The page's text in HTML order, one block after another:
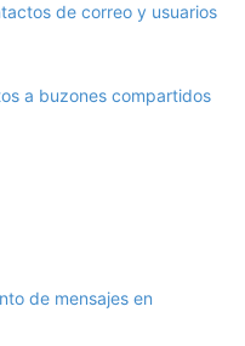
de correo y usuarios
a buzones compartidos
de mensajes en